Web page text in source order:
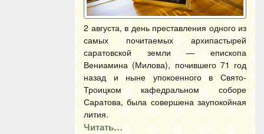
2 августа, в день преставления одного из
самых почитаемых архипастырей
саратовской земли — епископа
Вениамина (Милова), почившего 71 год
назад и ныне упокоенного в Свято-
Троицком кафедральном соборе
Саратова, была совершена заупокойная
лития.
Читать…